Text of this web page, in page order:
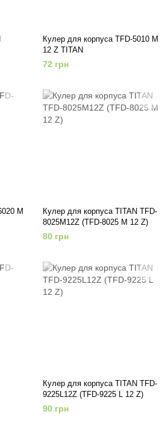
Кулер для корпуса TFD-5010 M
12 Z TITAN
72 грн
M
Кулер для корпуса TITAN TFD-
8025M12Z (TFD-8025 M 12 Z)
80 грн
Кулер для корпуса TITAN TFD-
9225L12Z (TFD-9225 L 12 Z)
90 грн